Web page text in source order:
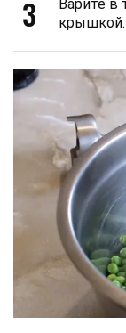
3
Варите в
крышкой.